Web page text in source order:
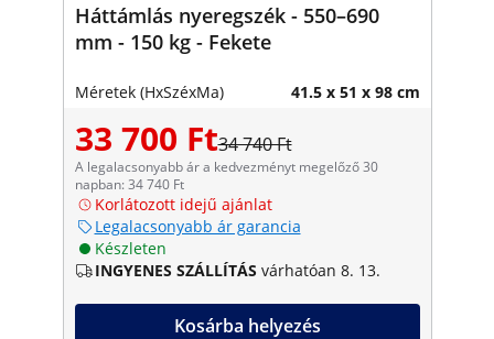
Háttámlás nyeregszék - 550–690
mm - 150 kg - Fekete
Méretek (HxSzéxMa) 41.5 x 51 x 98 cm
33 700 Ft34 740 Ft
A legalacsonyabb ár a kedvezményt megelőző 30
napban: 34 740 Ft
Korlátozott idejű ajánlat
Legalacsonyabb ár garancia
Készleten
INGYENES SZÁLLÍTÁS várhatóan 8. 13.
Kosárba helyezés